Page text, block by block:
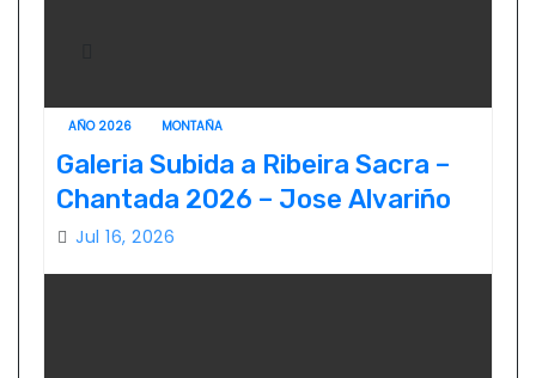
AÑO 2026 MONTAÑA
Galeria Subida a Ribeira Sacra –
Chantada 2026 – Jose Alvariño
Jul 16, 2026